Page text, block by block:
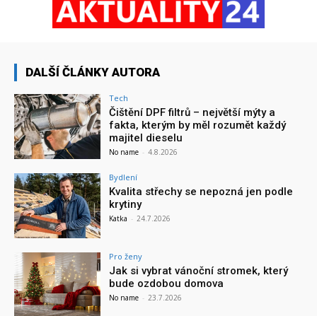
DALŠÍ ČLÁNKY AUTORA
Tech
Čištění DPF filtrů – největší mýty a
fakta, kterým by měl rozumět každý
majitel dieselu
No name - 4.8.2026
Bydlení
Kvalita střechy se nepozná jen podle
krytiny
Katka - 24.7.2026
Pro ženy
Jak si vybrat vánoční stromek, který
bude ozdobou domova
No name - 23.7.2026